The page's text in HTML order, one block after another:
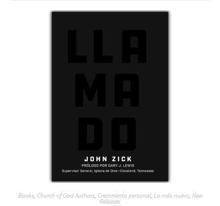
Books, Church of God Authors, Crecimiento personal, Lo más nuevo, New
Releases